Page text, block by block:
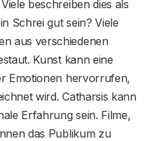
beschreiben dies als
Schrei gut sein? Viele
aus verschiedenen
Kunst kann eine
Emotionen hervorrufen,
wird. Catharsis kann
Erfahrung sein. Filme,
das Publikum zu